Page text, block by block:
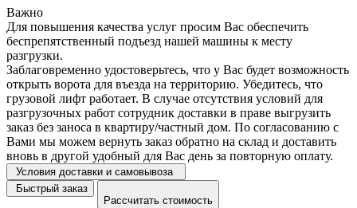
Важно
Для повышения качества услуг просим Вас обеспечить
беспрепятственный подъезд нашей машины к месту
разгрузки.
Заблаговременно удостоверьтесь, что у Вас будет возможность
открыть ворота для въезда на территорию. Убедитесь, что
грузовой лифт работает. В случае отсутствия условий для
разгрузочных работ сотрудник доставки в праве выгрузить
заказ без заноса в квартиру/частный дом. По согласованию с
Вами мы можем вернуть заказ обратно на склад и доставить
вновь в другой удобный для Вас день за повторную оплату.
Условия доставки и самовывоза
Быстрый заказ
Рассчитать стоимость